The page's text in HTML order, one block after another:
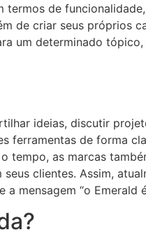
de
de criar seus próprios
um determinado
ideias, discutir
ferramentas de forma
tempo, as marcas
clientes. Assim,
mensagem “o Emerald